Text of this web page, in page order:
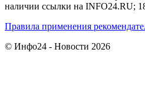
наличии ссылки на INFO24.RU;
Правила применения
© Инфо24 - Новости 2026